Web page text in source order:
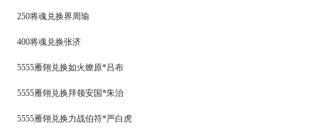
250将魂兑换界周瑜
400将魂兑换张济
5555雁翎兑换如火燎原*吕布
5555雁翎兑换拜领安国*朱治
5555雁翎兑换力战伯符*严白虎